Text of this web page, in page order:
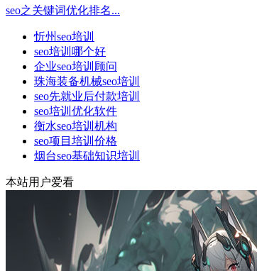
seo之关键词优化排名...
忻州seo培训
seo培训哪个好
企业seo培训顾问
珠海装备机械seo培训
seo先就业后付款培训
seo培训优化软件
衡水seo培训机构
seo项目培训价格
烟台seo基础知识培训
本站用户爱看